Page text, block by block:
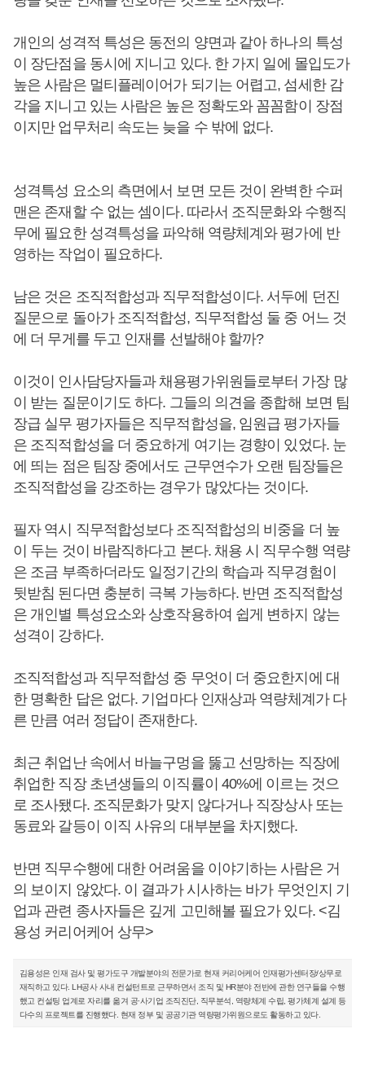
개인의 성격적 특성은 동전의 양면과 같아 하나의 특성
이 장단점을 동시에 지니고 있다. 한 가지 일에 몰입도가
높은 사람은 멀티플레이어가 되기는 어렵고, 섬세한 감
각을 지니고 있는 사람은 높은 정확도와 꼼꼼함이 장점
이지만 업무처리 속도는 늦을 수 밖에 없다.
성격특성 요소의 측면에서 보면 모든 것이 완벽한 수퍼
맨은 존재할 수 없는 셈이다. 따라서 조직문화와 수행직
무에 필요한 성격특성을 파악해 역량체계와 평가에 반
영하는 작업이 필요하다.
남은 것은 조직적합성과 직무적합성이다. 서두에 던진
질문으로 돌아가 조직적합성, 직무적합성 둘 중 어느 것
에 더 무게를 두고 인재를 선발해야 할까?
이것이 인사담당자들과 채용평가위원들로부터 가장 많
이 받는 질문이기도 하다. 그들의 의견을 종합해 보면 팀
장급 실무 평가자들은 직무적합성을, 임원급 평가자들
은 조직적합성을 더 중요하게 여기는 경향이 있었다. 눈
에 띄는 점은 팀장 중에서도 근무연수가 오랜 팀장들은
조직적합성을 강조하는 경우가 많았다는 것이다.
필자 역시 직무적합성보다 조직적합성의 비중을 더 높
이 두는 것이 바람직하다고 본다. 채용 시 직무수행 역량
은 조금 부족하더라도 일정기간의 학습과 직무경험이
뒷받침 된다면 충분히 극복 가능하다. 반면 조직적합성
은 개인별 특성요소와 상호작용하여 쉽게 변하지 않는
성격이 강하다.
조직적합성과 직무적합성 중 무엇이 더 중요한지에 대
한 명확한 답은 없다. 기업마다 인재상과 역량체계가 다
른 만큼 여러 정답이 존재한다.
최근 취업난 속에서 바늘구멍을 뚫고 선망하는 직장에
취업한 직장 초년생들의 이직률이 40%에 이르는 것으
로 조사됐다. 조직문화가 맞지 않다거나 직장상사 또는
동료와 갈등이 이직 사유의 대부분을 차지했다.
반면 직무수행에 대한 어려움을 이야기하는 사람은 거
의 보이지 않았다. 이 결과가 시사하는 바가 무엇인지 기
업과 관련 종사자들은 깊게 고민해볼 필요가 있다. <김
용성 커리어케어 상무>
김용성은 인재 검사 및 평가도구 개발분야의 전문가로 현재 커리어케어 인재평가센터장/상무로
재직하고 있다. LH공사 사내 컨설턴트로 근무하면서 조직 및 HR분야 전반에 관한 연구들을 수행
했고 컨설팅 업계로 자리를 옮겨 공∙사기업 조직진단, 직무분석, 역량체계 수립, 평가체계 설계 등
다수의 프로젝트를 진행했다. 현재 정부 및 공공기관 역량평가위원으로도 활동하고 있다.